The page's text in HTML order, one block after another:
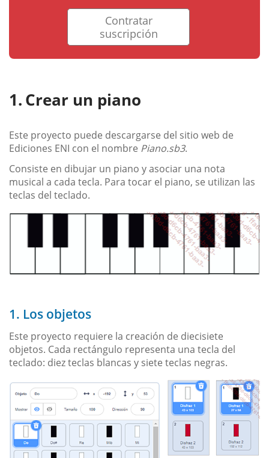
Contratar
suscripción
Crear un piano
Este proyecto puede descargarse del sitio web de
Ediciones ENI con el nombre Piano.sb3.
Consiste en dibujar un piano y asociar una nota
musical a cada tecla. Para tocar el piano, se utilizan las
teclas del teclado.
1. Los objetos
Este proyecto requiere la creación de diecisiete
objetos. Cada rectángulo representa una tecla del
teclado: diez teclas blancas y siete teclas negras.